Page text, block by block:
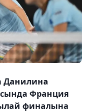
Данилина
Франция
финалына